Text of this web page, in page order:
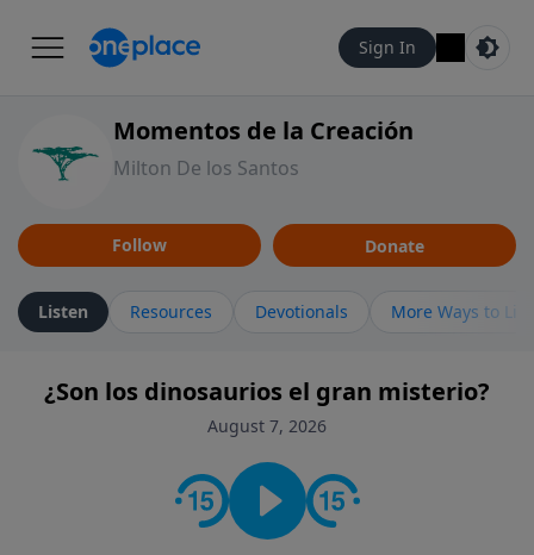
Sign In
Momentos de la Creación
Milton De los Santos
Follow Donate
Listen Resources Devotionals More Ways to
¿Son los dinosaurios el gran misterio?
August 7, 2026